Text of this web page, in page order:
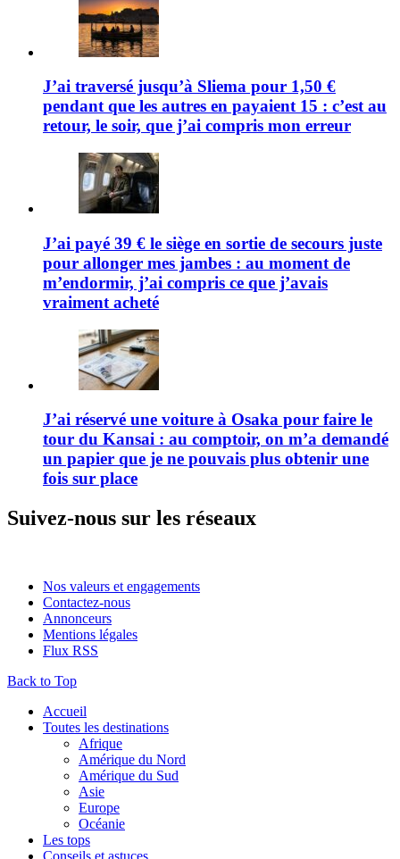
J’ai traversé jusqu’à Sliema pour 1,50 €
pendant que les autres en payaient 15 : c’est au
retour, le soir, que j’ai compris mon erreur
J’ai payé 39 € le siège en sortie de secours juste
pour allonger mes jambes : au moment de
m’endormir, j’ai compris ce que j’avais
vraiment acheté
J’ai réservé une voiture à Osaka pour faire le
tour du Kansai : au comptoir, on m’a demandé
un papier que je ne pouvais plus obtenir une
fois sur place
Suivez-nous sur les réseaux
Nos valeurs et engagements
Contactez-nous
Annonceurs
Mentions légales
Flux RSS
Back to Top
Accueil
Toutes les destinations
Afrique
Amérique du Nord
Amérique du Sud
Asie
Europe
Océanie
Les tops
Conseils et astuces